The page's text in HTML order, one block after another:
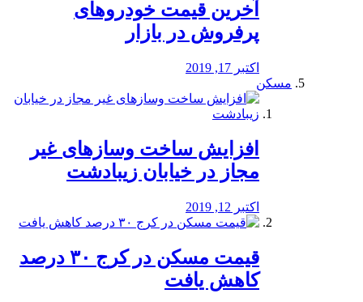
آخرین قیمت خودرو‌های
پرفروش در بازار
اکتبر 17, 2019
مسکن
افزایش ساخت وسازهای غیر
مجاز در خیابان زیبادشت
اکتبر 12, 2019
️قیمت مسکن در کرج ۳۰ درصد
کاهش یافت